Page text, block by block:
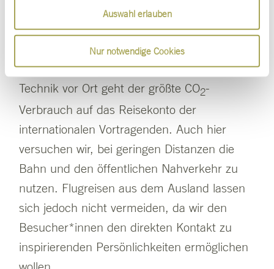
Auswahl erlauben
Nur notwendige Cookies
Teilnehmenden ist natürlich auch eine hohe
CO2-Emission verbunden. Daher nehmen wir
die see-Conference freiwillig in die
Klimabilanz mit auf. Neben Catering und der
Technik vor Ort geht der größte CO2-
Verbrauch auf das Reisekonto der
internationalen Vortragenden. Auch hier
versuchen wir, bei geringen Distanzen die
Bahn und den öffentlichen Nahverkehr zu
nutzen. Flugreisen aus dem Ausland lassen
sich jedoch nicht vermeiden, da wir den
Besucher*innen den direkten Kontakt zu
inspirierenden Persönlichkeiten ermöglichen